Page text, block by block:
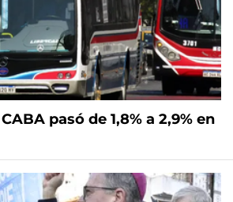
pasó de 1,8% a 2,9% en